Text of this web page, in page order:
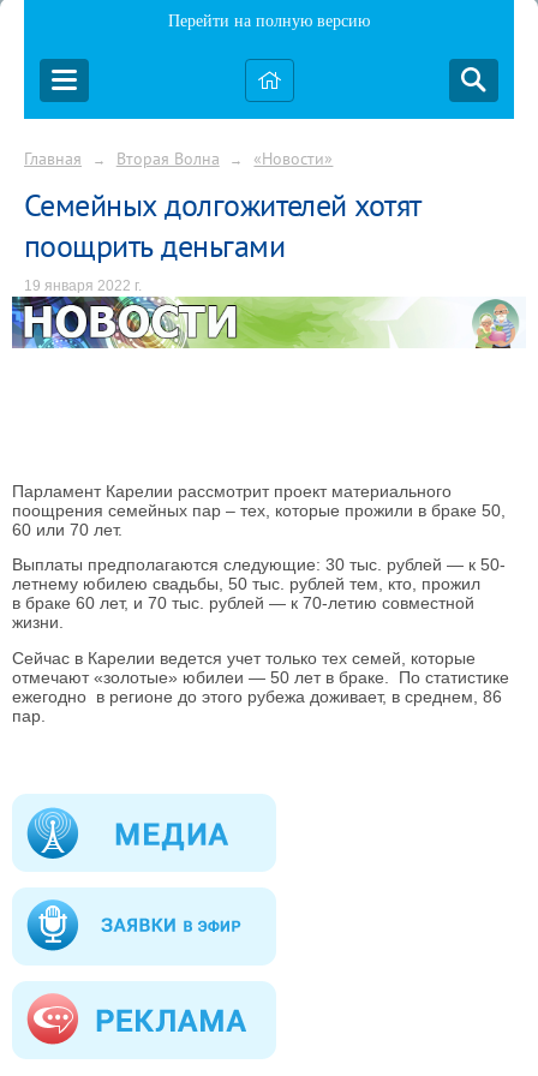
Перейти на полную версию
Главная → Вторая Волна → «Новости»
Семейных долгожителей хотят
поощрить деньгами
19 января 2022 г.
Парламент Карелии рассмотрит проект материального
поощрения семейных пар – тех, которые прожили в браке 50,
60 или 70 лет.
Выплаты предполагаются следующие: 30 тыс. рублей — к 50-
летнему юбилею свадьбы, 50 тыс. рублей тем, кто, прожил
в браке 60 лет, и 70 тыс. рублей — к 70-летию совместной
жизни.
Сейчас в Карелии ведется учет только тех семей, которые
отмечают «золотые» юбилеи — 50 лет в браке. По статистике
ежегодно в регионе до этого рубежа доживает, в среднем, 86
пар.